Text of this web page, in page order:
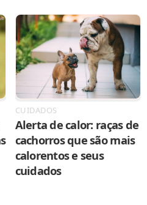
CUIDADOS
Alerta de calor: raças de
cachorros que são mais
calorentos e seus
cuidados